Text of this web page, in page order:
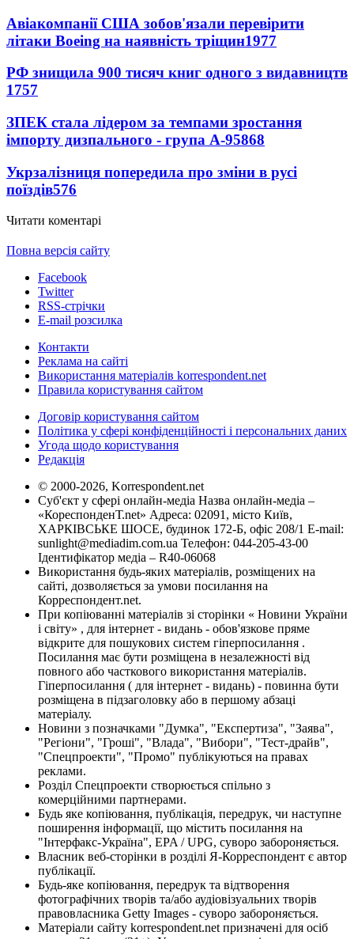
Авіакомпанії США зобов'язали перевірити
літаки Boeing на наявність тріщин1977
РФ знищила 900 тисяч книг одного з видавництв
1757
ЗПЕК стала лідером за темпами зростання
імпорту дизпального - група А-95868
Укрзалізниця попередила про зміни в русі
поїздів576
Читати коментарі
Повна версія сайту
Facebook
Twitter
RSS-стрічки
E-mail розсилка
Контакти
Реклама на сайті
Використання матеріалів korrespondent.net
Правила користування сайтом
Договір користування сайтом
Політика у сфері конфіденційності і персональних даних
Угода щодо користування
Редакція
© 2000-2026, Korrespondent.net
Суб'єкт у сфері онлайн-медіа Назва онлайн-медіа –
«КореспонденТ.net» Адреса: 02091, місто Київ,
ХАРКІВСЬКЕ ШОСЕ, будинок 172-Б, офіс 208/1 E-mail:
sunlight@mediadim.com.ua Телефон: 044-205-43-00
Ідентифікатор медіа – R40-06068
Використання будь-яких матеріалів, розміщених на
сайті, дозволяється за умови посилання на
Корреспондент.net.
При копіюванні матеріалів зі сторінки « Новини України
і світу» , для інтернет - видань - обов'язкове пряме
відкрите для пошукових систем гіперпосилання .
Посилання має бути розміщена в незалежності від
повного або часткового використання матеріалів.
Гіперпосилання ( для інтернет - видань) - повинна бути
розміщена в підзаголовку або в першому абзаці
матеріалу.
Новини з позначками "Думка", "Експертиза", "Заява",
"Регіони", "Гроші", "Влада", "Вибори", "Тест-драйв",
"Спецпроекти", "Промо" публікуються на правах
реклами.
Розділ Спецпроекти створюється спільно з
комерційними партнерами.
Будь яке копіювання, публікація, передрук, чи наступне
поширення інформації, що містить посилання на
"Інтерфакс-Україна", EPA / UPG, суворо забороняється.
Власник веб-сторінки в розділі Я-Корреспондент є автор
публікації.
Будь-яке копіювання, передрук та відтворення
фотографічних творів та/або аудіовізуальних творів
правовласника Getty Images - суворо забороняється.
Матеріали сайту korrespondent.net призначені для осіб